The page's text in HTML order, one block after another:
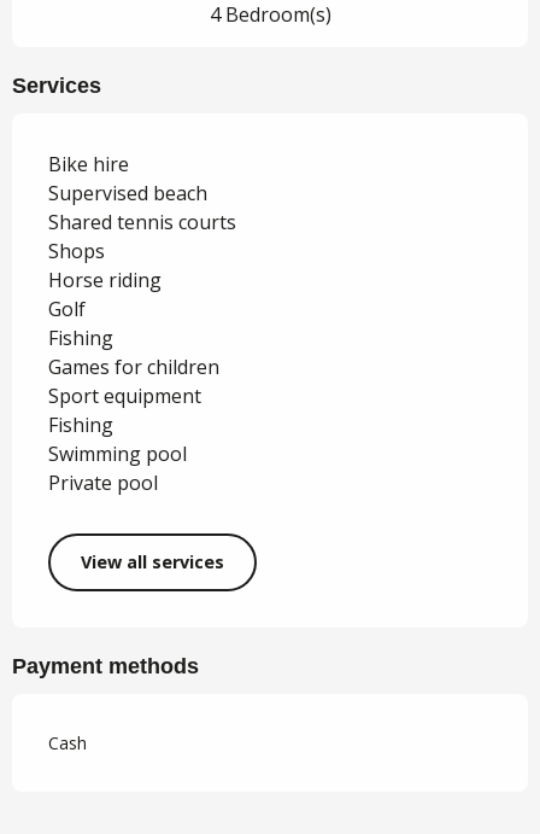
4 Bedroom(s)
Services
Bike hire
Supervised beach
Shared tennis courts
Shops
Horse riding
Golf
Fishing
Games for children
Sport equipment
Fishing
Swimming pool
Private pool
View all services
Payment methods
Cash